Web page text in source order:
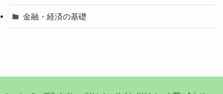
金融・経済の基礎